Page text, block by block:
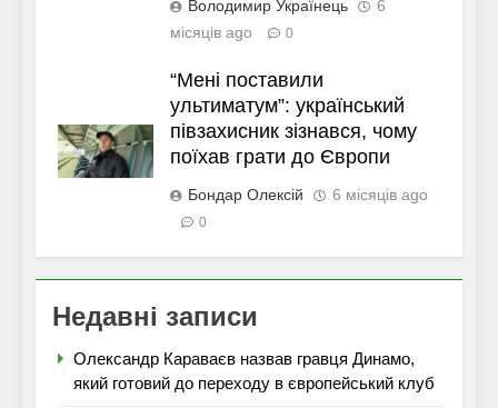
Володимир Українець
6
місяців ago
0
“Мені поставили
ультиматум”: український
півзахисник зізнався, чому
поїхав грати до Європи
Бондар Олексій 6 місяців ago
0
Недавні записи
Олександр Караваєв назвав гравця Динамо,
який готовий до переходу в європейський клуб